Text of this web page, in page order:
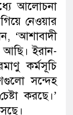
আলোচনা
নেওয়ার
‘আশাবাদী
আছি। ইরান-
কর্মসূচি
সন্দেহ
করছে।’